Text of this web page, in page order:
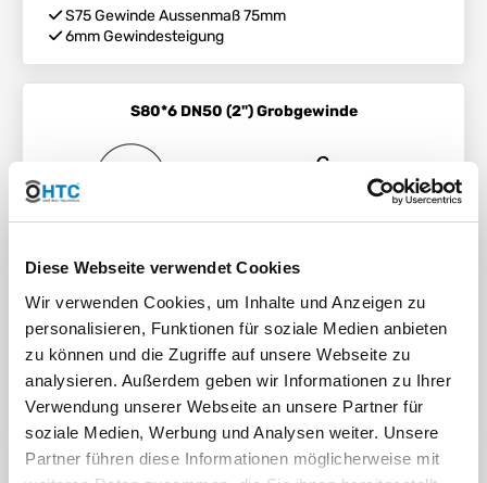
Diese Webseite verwendet Cookies
Wir verwenden Cookies, um Inhalte und Anzeigen zu
personalisieren, Funktionen für soziale Medien anbieten
zu können und die Zugriffe auf unsere Webseite zu
analysieren. Außerdem geben wir Informationen zu Ihrer
Verwendung unserer Webseite an unsere Partner für
soziale Medien, Werbung und Analysen weiter. Unsere
Partner führen diese Informationen möglicherweise mit
S75 Gewinde Aussenmaß 75mm
6mm Gewindesteigung
S80*6 DN50 (2") Grobgewinde
S80 Gewinde Aussenmaß 80mm
6mm Gewindesteigung
S100*8 DN80 (3") Grobgewinde